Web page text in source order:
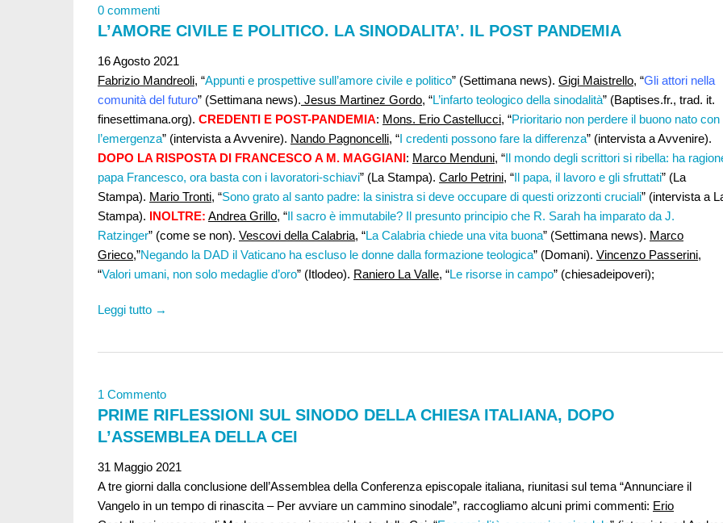
0 commenti
L’AMORE CIVILE E POLITICO. LA SINODALITA’. IL POST PANDEMIA
16 Agosto 2021
Fabrizio Mandreoli, “Appunti e prospettive sull’amore civile e politico” (Settimana news). Gigi Maistrello, “Gli attori nella
comunità del futuro” (Settimana news). Jesus Martinez Gordo, “L’infarto teologico della sinodalità” (Baptises.fr., trad. it.
finesettimana.org). CREDENTI E POST-PANDEMIA: Mons. Erio Castellucci, “Prioritario non perdere il buono nato con
l’emergenza” (intervista a Avvenire). Nando Pagnoncelli, “I credenti possono fare la differenza” (intervista a Avvenire).
DOPO LA RISPOSTA DI FRANCESCO A M. MAGGIANI: Marco Menduni, “Il mondo degli scrittori si ribella: ha
papa Francesco, ora basta con i lavoratori-schiavi” (La Stampa). Carlo Petrini, “Il papa, il lavoro e gli sfruttati” (La
Stampa). Mario Tronti, “Sono grato al santo padre: la sinistra si deve occupare di questi orizzonti cruciali” (intervista a
Stampa). INOLTRE: Andrea Grillo, “Il sacro è immutabile? Il presunto principio che R. Sarah ha imparato da J.
Ratzinger” (come se non). Vescovi della Calabria, “La Calabria chiede una vita buona” (Settimana news). Marco
Grieco,”Negando la DAD il Vaticano ha escluso le donne dalla formazione teologica” (Domani). Vincenzo Passerini,
“Valori umani, non solo medaglie d’oro” (Itlodeo). Raniero La Valle, “Le risorse in campo” (chiesadeipoveri);
Leggi tutto →
1 Commento
PRIME RIFLESSIONI SUL SINODO DELLA CHIESA ITALIANA, DOPO
L’ASSEMBLEA DELLA CEI
31 Maggio 2021
A tre giorni dalla conclusione dell’Assemblea della Conferenza episcopale italiana, riunitasi sul tema “Annunciare il
Vangelo in un tempo di rinascita – Per avviare un cammino sinodale”, raccogliamo alcuni primi commenti: Erio